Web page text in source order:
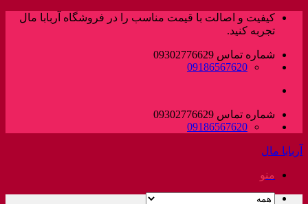
پرش
کیفیت و اصالت با قیمت مناسب را در فروشگاه آربابا مال
تجربه کنید.
شماره تماس 09302776629
09186567620
شماره تماس 09302776629
09186567620
آربابا مال
منو